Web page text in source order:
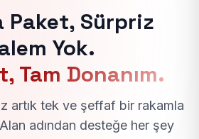
Paket, Sürpriz
Yok.
Tam Donanım.
artık tek ve şeffaf bir rakamla
adından desteğe her şey